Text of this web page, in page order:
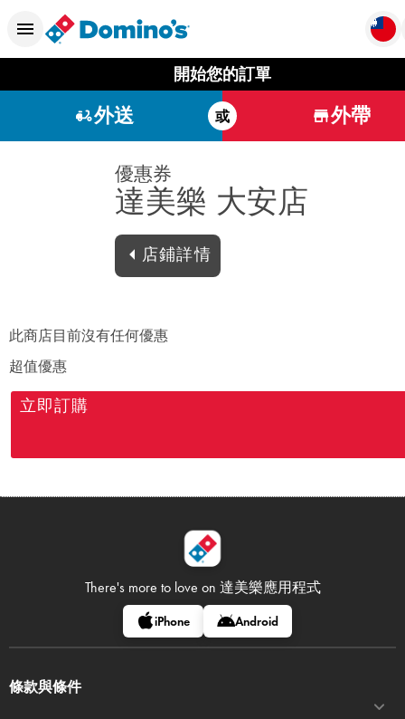
開始您的訂單
外送 或 外帶
優惠券
達美樂 大安店
店鋪詳情
此商店目前沒有任何優惠
超值優惠
立即訂購
There's more to love on 達美樂應用程式
iPhone Android
條款與條件